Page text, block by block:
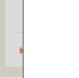
約1時間20分